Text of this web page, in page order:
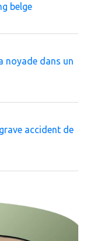
belge
noyade dans un
accident de